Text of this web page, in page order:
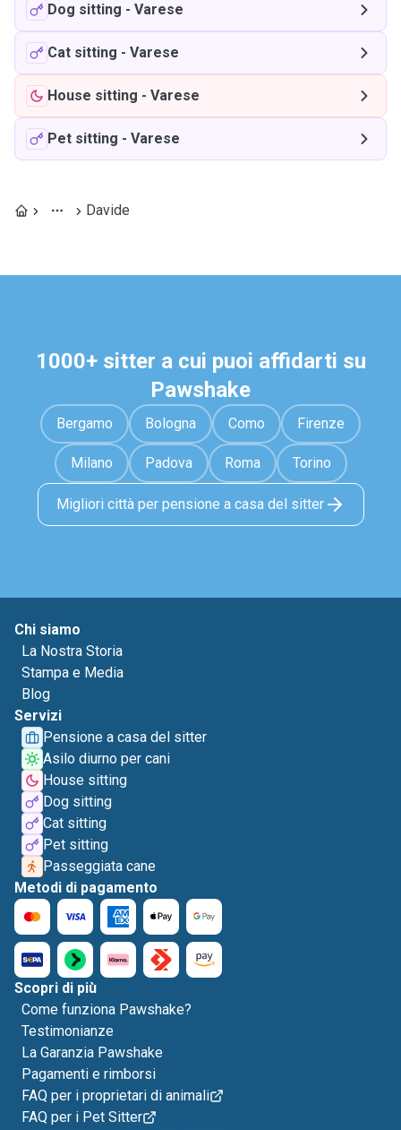
Dog sitting - Varese
Cat sitting - Varese
House sitting - Varese
Pet sitting - Varese
Davide
1000+ sitter a cui puoi affidarti su
Pawshake
Bergamo Bologna Como Firenze
Milano Padova Roma Torino
Migliori città per pensione a casa del sitter
Chi siamo
La Nostra Storia
Stampa e Media
Blog
Servizi
Pensione a casa del sitter
Asilo diurno per cani
House sitting
Dog sitting
Cat sitting
Pet sitting
Passeggiata cane
Metodi di pagamento
Scopri di più
Come funziona Pawshake?
Testimonianze
La Garanzia Pawshake
Pagamenti e rimborsi
FAQ per i proprietari di animali
FAQ per i Pet Sitter